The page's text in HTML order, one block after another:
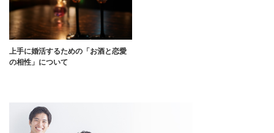
上手に婚活するための「お酒と恋愛
の相性」について